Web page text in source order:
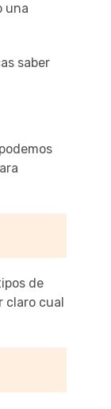
una
saber
de
claro cual